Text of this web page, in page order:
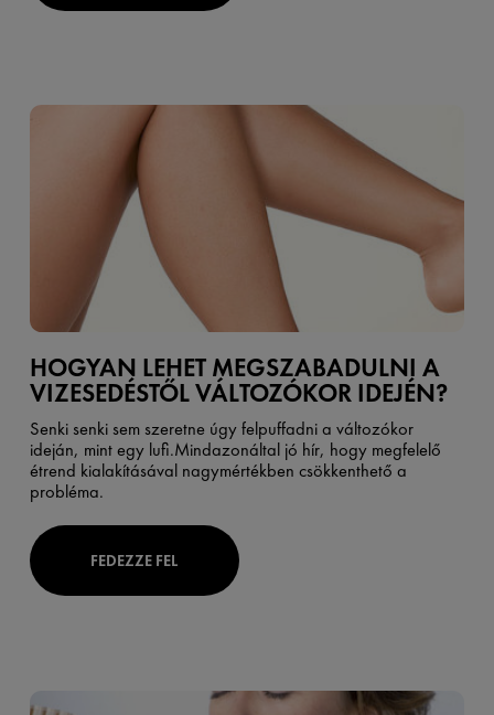
HOGYAN LEHET MEGSZABADULNI A
VIZESEDÉSTŐL VÁLTOZÓKOR IDEJÉN?
Senki senki sem szeretne úgy felpuffadni a változókor
ideján, mint egy lufi.Mindazonáltal jó hír, hogy megfelelő
étrend kialakításával nagymértékben csökkenthető a
probléma.
FEDEZZE FEL